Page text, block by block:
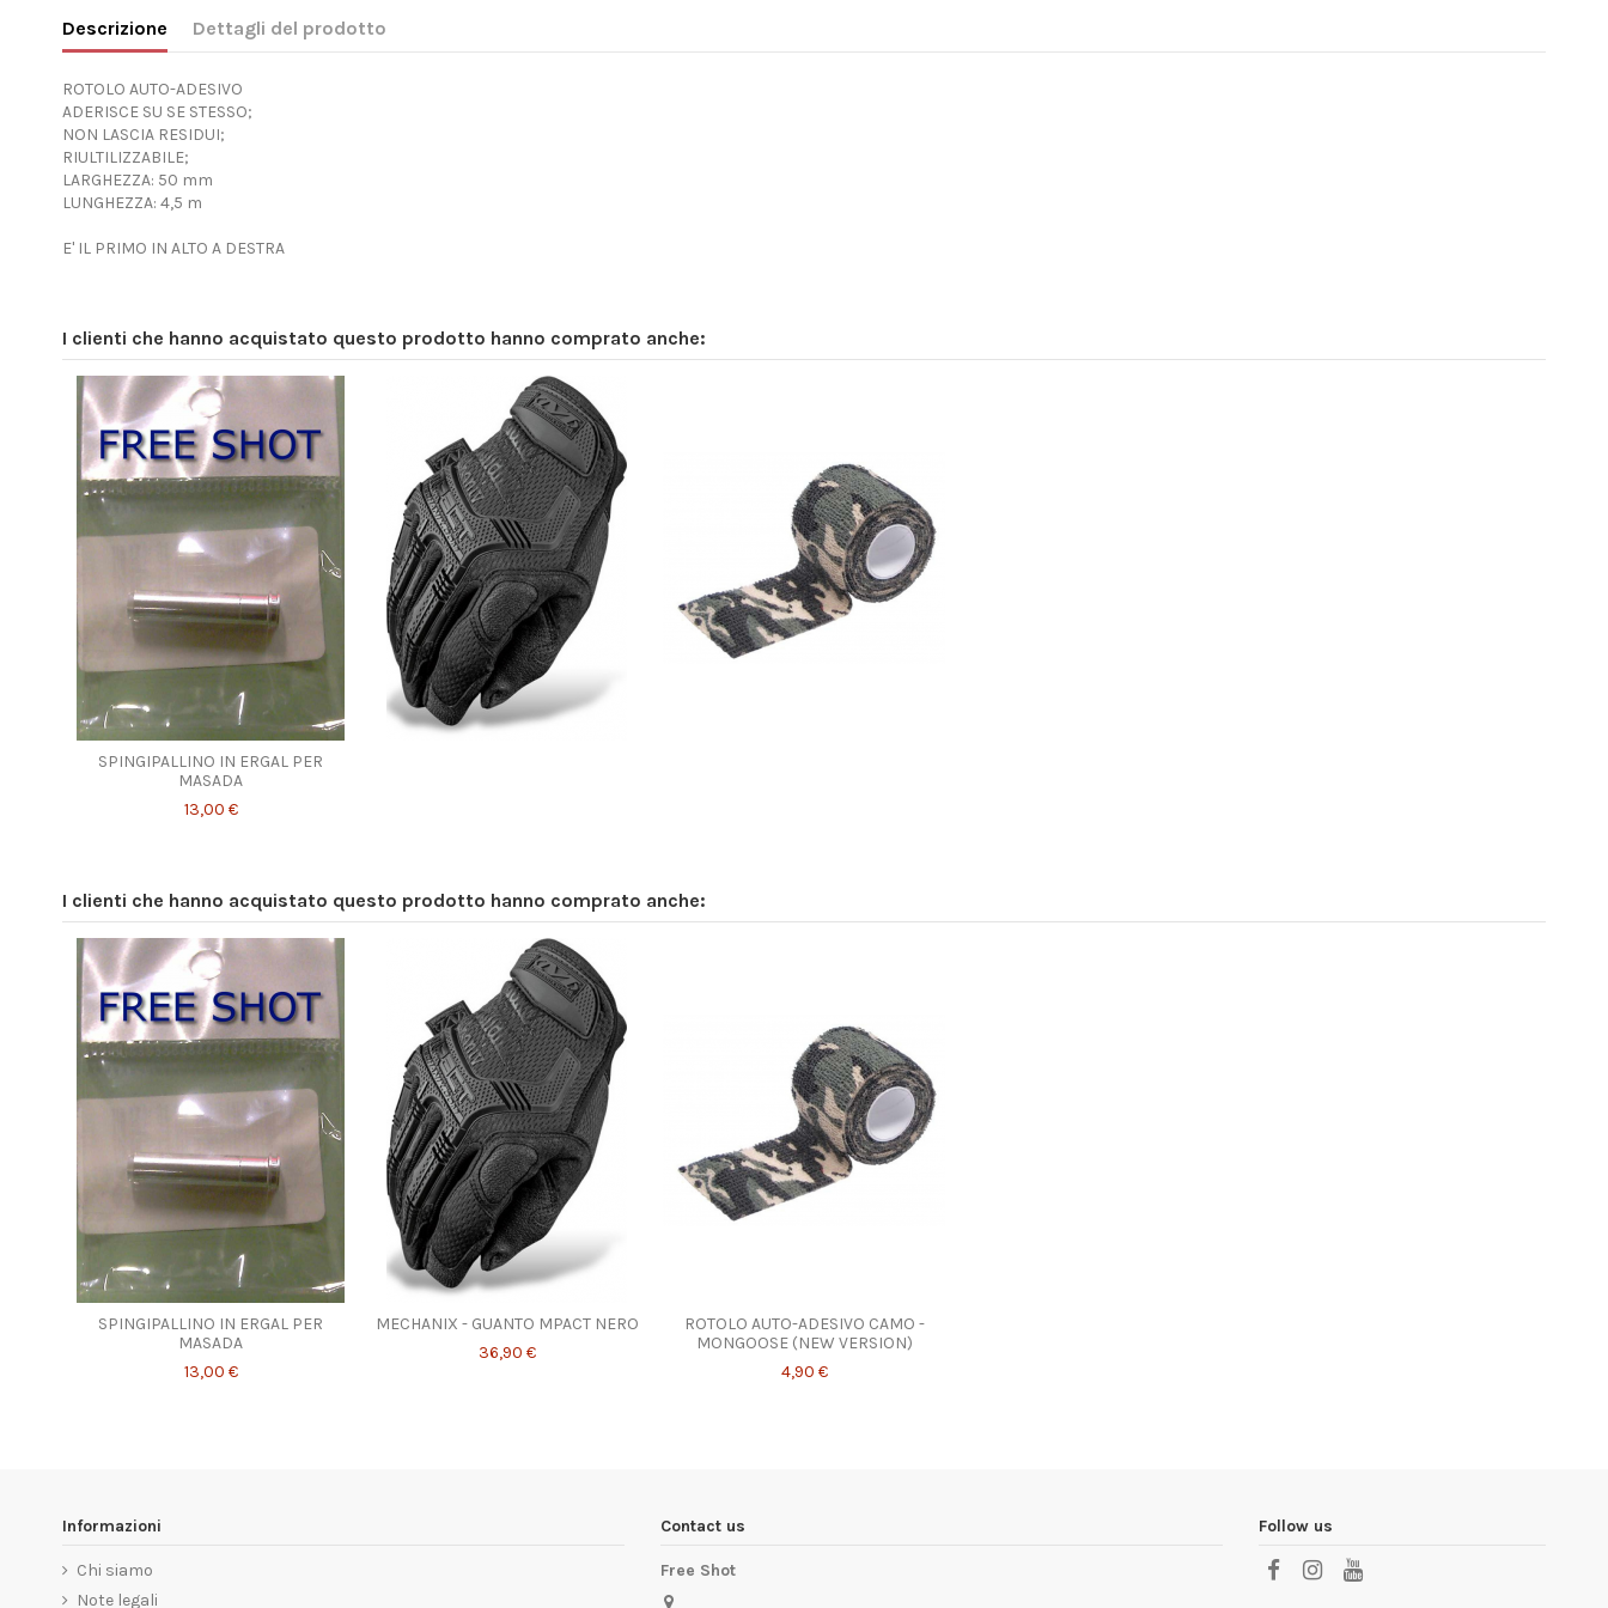
Descrizione Dettagli del prodotto
ROTOLO AUTO-ADESIVO
ADERISCE SU SE STESSO;
NON LASCIA RESIDUI;
RIULTILIZZABILE;
LARGHEZZA: 50 mm
LUNGHEZZA: 4,5 m
E' IL PRIMO IN ALTO A DESTRA
I clienti che hanno acquistato questo prodotto hanno comprato anche:
SPINGIPALLINO IN ERGAL PER
MASADA
13,00 €
I clienti che hanno acquistato questo prodotto hanno comprato anche:
SPINGIPALLINO IN ERGAL PER
MASADA
13,00 €
MECHANIX - GUANTO MPACT NERO
36,90 €
ROTOLO AUTO-ADESIVO CAMO -
MONGOOSE (NEW VERSION)
4,90 €
Informazioni
Chi siamo
Note legali
Contact us
Free Shot
Follow us